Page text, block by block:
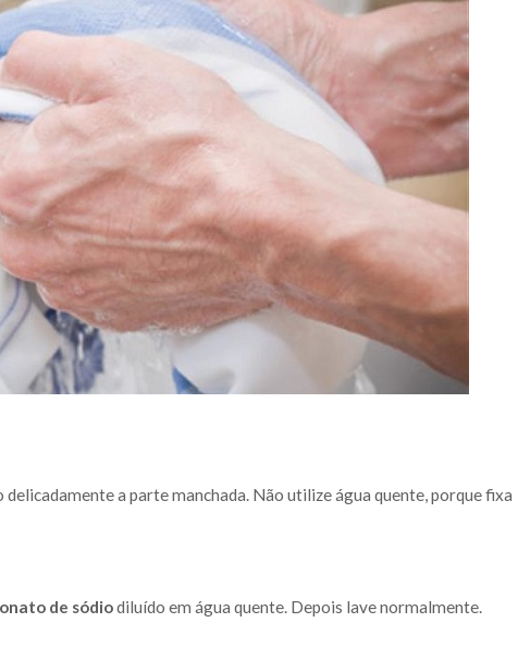
delicadamente a parte manchada. Não utilize água quente, porque fixa
de sódiodiluído em água quente. Depois lave normalmente.